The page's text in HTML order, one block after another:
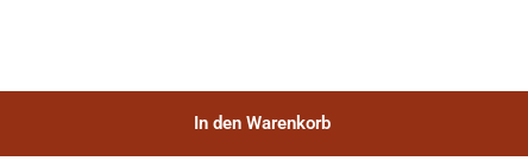
In den Warenkorb